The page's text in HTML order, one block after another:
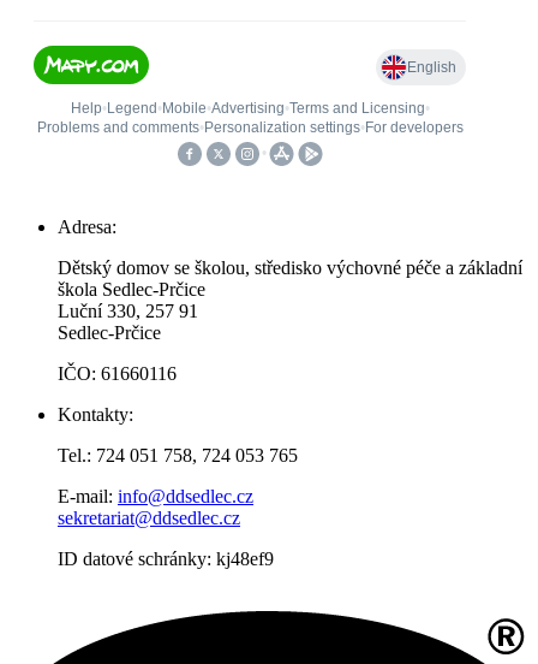
Adresa:
Dětský domov se školou, středisko výchovné péče a základní
škola Sedlec-Prčice
Luční 330, 257 91
Sedlec-Prčice
IČO: 61660116
Kontakty:
Tel.: 724 051 758, 724 053 765
E-mail: info@ddsedlec.cz
sekretariat@ddsedlec.cz
ID datové schránky: kj48ef9